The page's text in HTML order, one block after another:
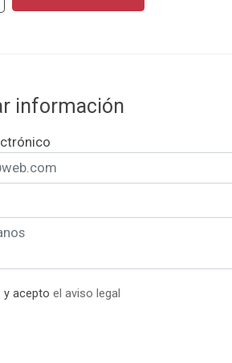
información
y acepto el aviso legal